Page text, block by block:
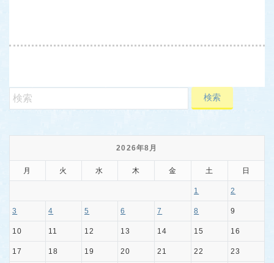
2026年8月
月 火 水 木 金 土 日
1 2
3 4 5 6 7 8 9
10 11 12 13 14 15 16
17 18 19 20 21 22 23